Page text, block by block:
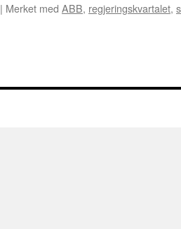
| Merket med ABB, regjeringskvartalet,